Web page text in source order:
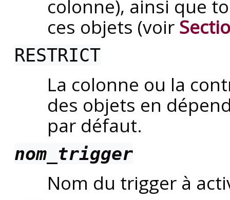
colonne), ainsi que
ces objets (voir
RESTRICT
La colonne ou la
des objets en
par défaut.
nom_trigger
Nom du trigger à